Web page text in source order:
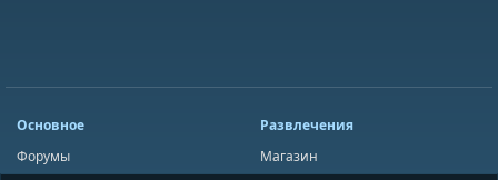
Основное
Форумы
Развлечения
Магазин